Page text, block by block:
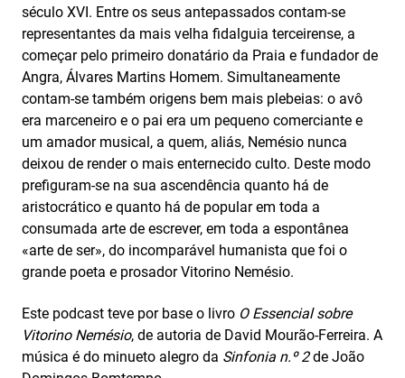
século XVI. Entre os seus antepassados contam-se
representantes da mais velha fidalguia terceirense, a
começar pelo primeiro donatário da Praia e fundador de
Angra, Álvares Martins Homem. Simultaneamente
contam-se também origens bem mais plebeias: o avô
era marceneiro e o pai era um pequeno comerciante e
um amador musical, a quem, aliás, Nemésio nunca
deixou de render o mais enternecido culto. Deste modo
prefiguram-se na sua ascendência quanto há de
aristocrático e quanto há de popular em toda a
consumada arte de escrever, em toda a espontânea
«arte de ser», do incomparável humanista que foi o
grande poeta e prosador Vitorino Nemésio.
Este podcast teve por base o livro O Essencial sobre
Vitorino Nemésio, de autoria de David Mourão-Ferreira. A
música é do minueto alegro da Sinfonia n.º 2de João